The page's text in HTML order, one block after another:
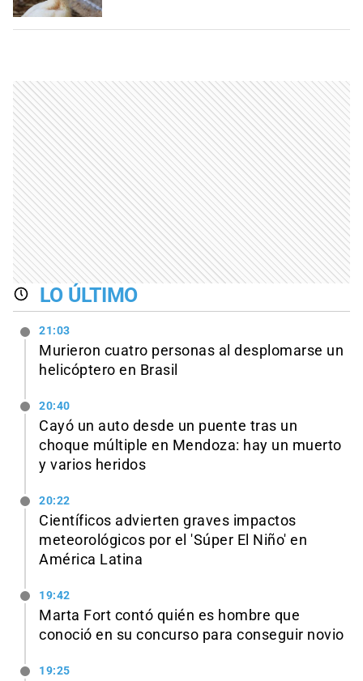
LO ÚLTIMO
21:03
Murieron cuatro personas al desplomarse un
helicóptero en Brasil
20:40
Cayó un auto desde un puente tras un
choque múltiple en Mendoza: hay un muerto
y varios heridos
20:22
Científicos advierten graves impactos
meteorológicos por el 'Súper El Niño' en
América Latina
19:42
Marta Fort contó quién es hombre que
conoció en su concurso para conseguir novio
19:25